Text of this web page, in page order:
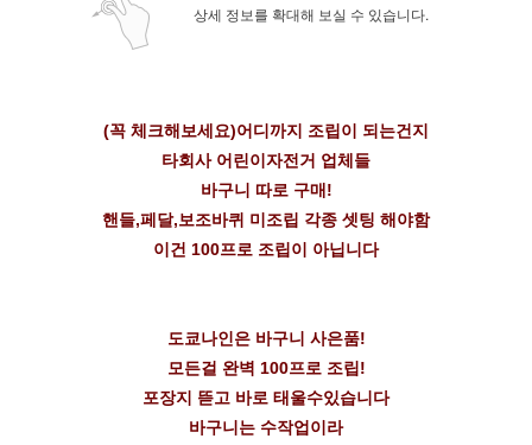
상세 정보를 확대해 보실 수 있습니다.
(꼭 체크해보세요)어디까지 조립이 되는건지
타회사 어린이자전거 업체들
바구니 따로 구매!
핸들,페달,보조바퀴 미조립 각종 셋팅 해야함
이건 100프로 조립이 아닙니다
도쿄나인은 바구니 사은품!
모든걸 완벽 100프로 조립!
포장지 뜯고 바로 태울수있습니다
바구니는 수작업이라